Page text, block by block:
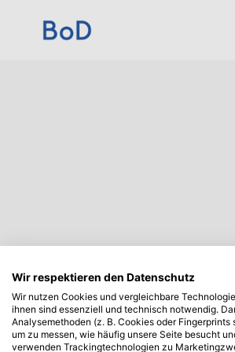
Wir respektieren den Datenschutz
Wir nutzen Cookies und vergleichbare
ihnen sind essenziell und technisch notwendig.
Analysemethoden (z. B. Cookies oder
um zu messen, wie häufig unsere Seite besucht
verwenden Trackingtechnologien zu